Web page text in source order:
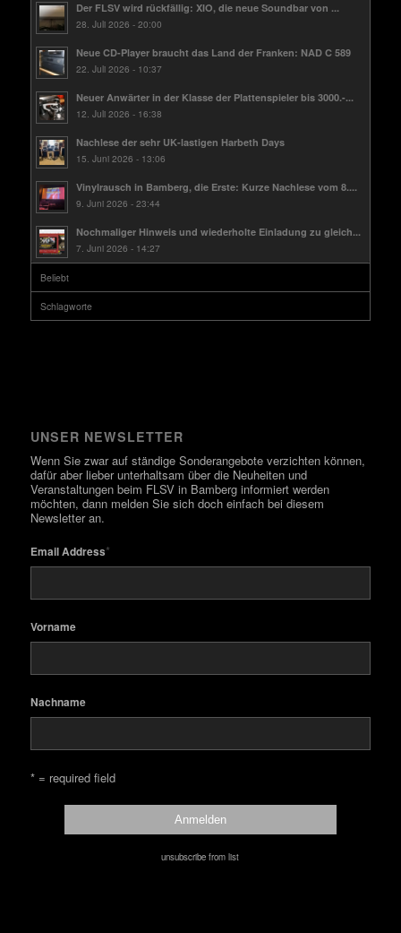
Der FLSV wird rückfällig: XIO, die neue Soundbar von ...
28. Juli 2026 - 20:00
Neue CD-Player braucht das Land der Franken: NAD C 589
22. Juli 2026 - 10:37
Neuer Anwärter in der Klasse der Plattenspieler bis 3000.-...
12. Juli 2026 - 16:38
Nachlese der sehr UK-lastigen Harbeth Days
15. Juni 2026 - 13:06
Vinylrausch in Bamberg, die Erste: Kurze Nachlese vom 8....
9. Juni 2026 - 23:44
Nochmaliger Hinweis und wiederholte Einladung zu gleich...
7. Juni 2026 - 14:27
Beliebt
Schlagworte
UNSER NEWSLETTER
Wenn Sie zwar auf ständige Sonderangebote verzichten können,
dafür aber lieber unterhaltsam über die Neuheiten und
Veranstaltungen beim FLSV in Bamberg informiert werden
möchten, dann melden Sie sich doch einfach bei diesem
Newsletter an.
Email Address*
Vorname
Nachname
* = required field
unsubscribe from list